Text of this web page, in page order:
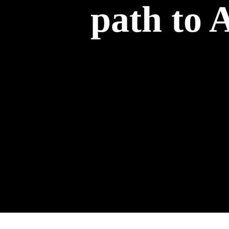
path to